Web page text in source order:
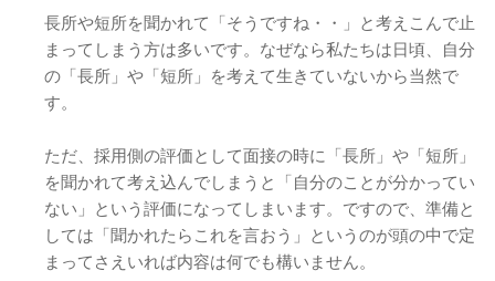
長所や短所を聞かれて「そうですね・・」と考えこんで止
まってしまう方は多いです。なぜなら私たちは日頃、自分
の「長所」や「短所」を考えて生きていないから当然で
す。
ただ、採用側の評価として面接の時に「長所」や「短所」
を聞かれて考え込んでしまうと「自分のことが分かってい
ない」という評価になってしまいます。ですので、準備と
しては「聞かれたらこれを言おう」というのが頭の中で定
まってさえいれば内容は何でも構いません。